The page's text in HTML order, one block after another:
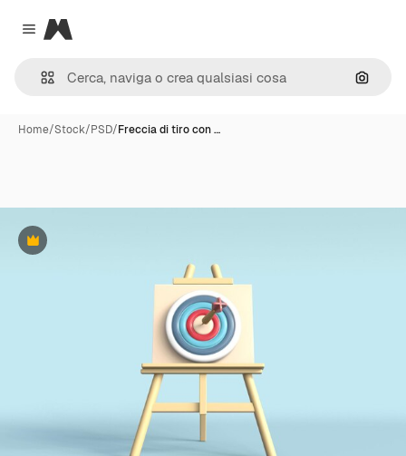
Close menu
Magnific
Cerca
Home/Stock/PSD/Freccia di tiro con …
Premium